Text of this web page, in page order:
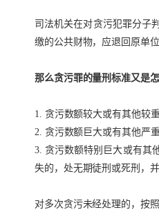
司法机关在对贪污犯罪分子
缴的公共财物，应退回原单
那么贪污罪的量刑标准又是怎
1. 贪污数额较大或有其他较
2. 贪污数额巨大或有其他严
3. 贪污数额特别巨大或有其
失的，处无期徒刑或死刑，并
对多次贪污未经处理的，按